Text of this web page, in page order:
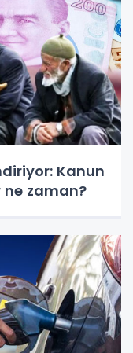
Kanun
zaman?